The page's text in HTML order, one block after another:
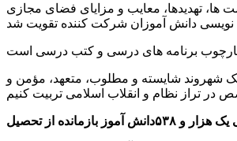
کرد: ۱۳هزار دانش آموز تحت پوشش این طرح با فرصت ها، تهدیدها، معایب و مزایای فضای مجازی
یک شهروند شایسته و مطلوب، متعهد، مؤمن و
آموز بازمانده از تحصیل